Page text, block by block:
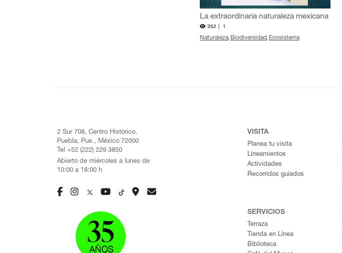
La extraordinaria naturaleza mexicana
352 | 1
Naturaleza Biodiversidad Ecosistema
2 Sur 708, Centro Histórico,
Puebla, Pue., México 72000
Tel +52 (222) 229 3850
Abierto de miércoles a lunes de
10:00 a 18:00 h
VISITA
Planea tu visita
Lineamientos
Actividades
Recorridos guiados
SERVICIOS
Terraza
Tienda en Línea
Biblioteca